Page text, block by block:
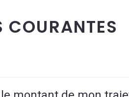
COURANTES